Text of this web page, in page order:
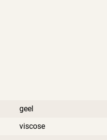
geel
viscose